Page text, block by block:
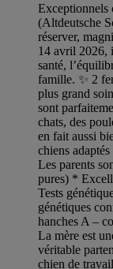
Exceptionnels
(Altdeutsche
réserver,
14 avril 2026,
santé,
famille. ✨ 2
plus grand
sont
chats, des
en fait aussi
chiens
Les parents
pures) *
Tests
génétiques
hanches A –
La mère est
véritable
chien de